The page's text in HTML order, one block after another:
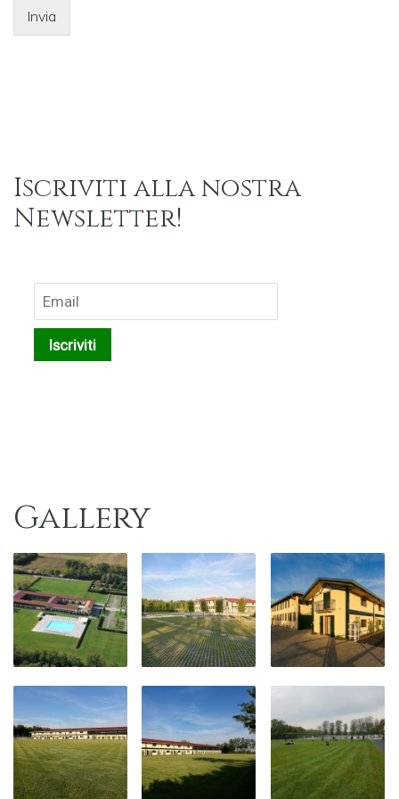
Invia
Iscriviti alla nostra
Newsletter!
Gallery